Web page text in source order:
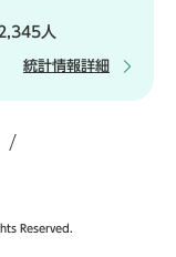
人
統計情報詳細
Reserved.